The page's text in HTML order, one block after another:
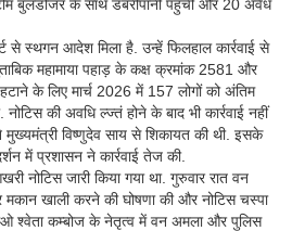
बुलडोजर के साथ डबरीपानी पहुंची और 20 अवैध
से स्थगन आदेश मिला है. उन्हें फिलहाल कार्रवाई से
महामाया पहाड़ के कक्ष क्रमांक 2581 और
के लिए मार्च 2026 में 157 लोगों को अंतिम
की अवधि ल्ज्तं होने के बाद भी कार्रवाई नहीं
मुख्यमंत्री विष्णुदेव साय से शिकायत की थी. इसके
में प्रशासन ने कार्रवाई तेज की.
नोटिस जारी किया गया था. गुरुवार रात वन
खाली करने की घोषणा की और नोटिस चस्पा
श्वेता कम्बोज के नेतृत्व में वन अमला और पुलिस